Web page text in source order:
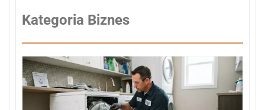
Kategoria Biznes